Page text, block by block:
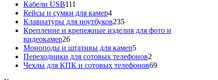
Кабели USB111
товаров
Кейсы и сумки для камер44
товара
Клавиатуры для ноутбуков235235
товаров
Крепление и крепежные изделия для фото и
видеокамер2626
товаров
Моноподы и штативы для камер55
товаров
Переходники для сотовых телефонов2
товара
Чехлы для КПК и сотовых телефонов6969